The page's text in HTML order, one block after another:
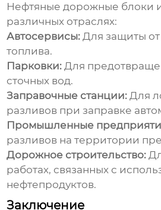
Нефтяные дорожные блоки
различных отраслях:
Автосервисы: Для защиты
топлива.
Парковки: Для
сточных вод.
Заправочные станции: Для
разливов при заправке
Промышленные
разливов на территории
Дорожное строительство:
работах, связанных с
нефтепродуктов.
Заключение